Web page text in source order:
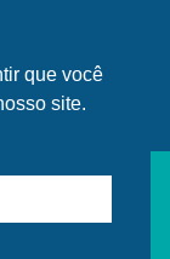
Brasil
Mundo
que você
site.